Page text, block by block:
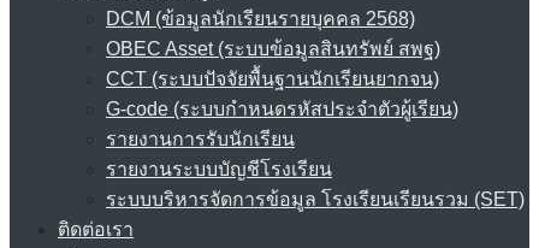
DCM (ข้อมูลนักเรียนรายบุคคล 2568)
OBEC Asset (ระบบข้อมูลสินทรัพย์ สพฐ)
CCT (ระบบปัจจัยพื้นฐานนักเรียนยากจน)
G-code (ระบบกำหนดรหัสประจำตัวผู้เรียน)
รายงานการรับนักเรียน
รายงานระบบบัญชีโรงเรียน
ระบบบริหารจัดการข้อมูล โรงเรียนเรียนรวม (SET)
ติดต่อเรา